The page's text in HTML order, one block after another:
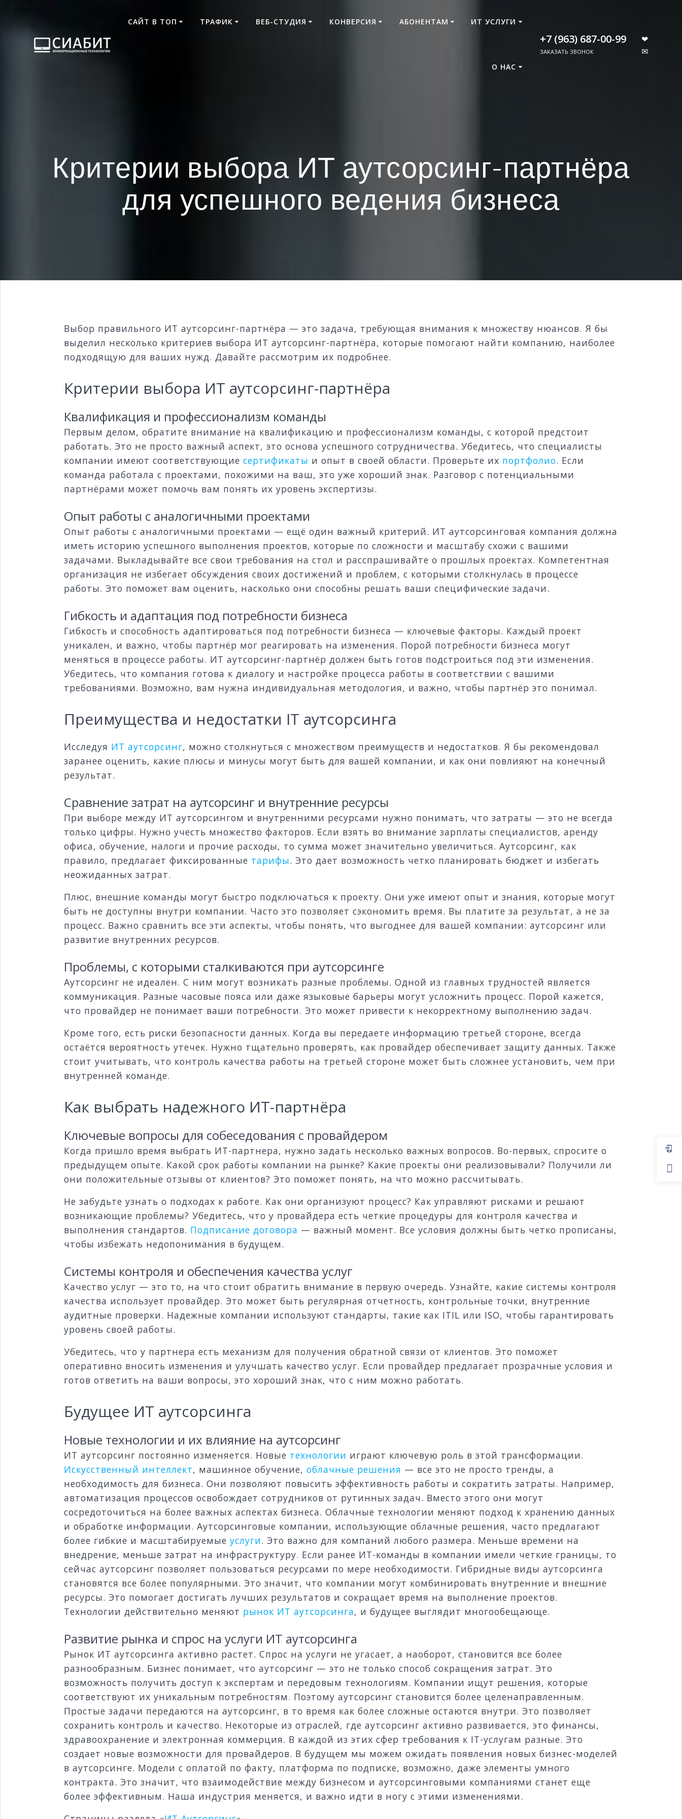
САЙТ В ТОП ТРАФИК ВЕБ-СТУДИЯ КОНВЕРСИЯ АБОНЕНТАМ ИТ УСЛУГИ
О НАС
+7 (963) 687-00-99
ЗАКАЗАТЬ ЗВОНОК
❤
✉
Критерии выбора ИТ аутсорсинг-партнёра
для успешного ведения бизнеса
Выбор правильного ИТ аутсорсинг-партнёра — это задача, требующая внимания к множеству нюансов. Я бы
выделил несколько критериев выбора ИТ аутсорсинг-партнёра, которые помогают найти компанию, наиболее
подходящую для ваших нужд. Давайте рассмотрим их подробнее.
Критерии выбора ИТ аутсорсинг-партнёра
Квалификация и профессионализм команды
Первым делом, обратите внимание на квалификацию и профессионализм команды, с которой предстоит
работать. Это не просто важный аспект, это основа успешного сотрудничества. Убедитесь, что специалисты
компании имеют соответствующиесертификаты и опыт в своей области. Проверьте их портфолио. Если
команда работала с проектами, похожими на ваш, это уже хороший знак. Разговор с потенциальными
партнёрами может помочь вам понять их уровень экспертизы.
Опыт работы с аналогичными проектами
Опыт работы с аналогичными проектами — ещё один важный критерий. ИТ аутсорсинговая компания должна
иметь историю успешного выполнения проектов, которые по сложности и масштабу схожи с вашими
задачами. Выкладывайте все свои требования на стол и расспрашивайте о прошлых проектах. Компетентная
организация не избегает обсуждения своих достижений и проблем, с которыми столкнулась в процессе
работы. Это поможет вам оценить, насколько они способны решать ваши специфические задачи.
Гибкость и адаптация под потребности бизнеса
Гибкость и способность адаптироваться под потребности бизнеса — ключевые факторы. Каждый проект
уникален, и важно, чтобы партнёр мог реагировать на изменения. Порой потребности бизнеса могут
меняться в процессе работы. ИТ аутсорсинг-партнёр должен быть готов подстроиться под эти изменения.
Убедитесь, что компания готова к диалогу и настройке процесса работы в соответствии с вашими
требованиями. Возможно, вам нужна индивидуальная методология, и важно, чтобы партнёр это понимал.
Преимущества и недостатки IT аутсорсинга
Исследуя ИТ аутсорсинг, можно столкнуться с множеством преимуществ и недостатков. Я бы рекомендовал
заранее оценить, какие плюсы и минусы могут быть для вашей компании, и как они повлияют на конечный
результат.
Сравнение затрат на аутсорсинг и внутренние ресурсы
При выборе между ИТ аутсорсингом и внутренними ресурсами нужно понимать, что затраты — это не всегда
только цифры. Нужно учесть множество факторов. Если взять во внимание зарплаты специалистов, аренду
офиса, обучение, налоги и прочие расходы, то сумма может значительно увеличиться. Аутсорсинг, как
правило, предлагает фиксированные тарифы. Это дает возможность четко планировать бюджет и избегать
неожиданных затрат.
Плюс, внешние команды могут быстро подключаться к проекту. Они уже имеют опыт и знания, которые могут
быть не доступны внутри компании. Часто это позволяет сэкономить время. Вы платите за результат, а не за
процесс. Важно сравнить все эти аспекты, чтобы понять, что выгоднее для вашей компании: аутсорсинг или
развитие внутренних ресурсов.
Проблемы, с которыми сталкиваются при аутсорсинге
Аутсорсинг не идеален. С ним могут возникать разные проблемы. Одной из главных трудностей является
коммуникация. Разные часовые пояса или даже языковые барьеры могут усложнить процесс. Порой кажется,
что провайдер не понимает ваши потребности. Это может привести к некорректному выполнению задач.
Кроме того, есть риски безопасности данных. Когда вы передаете информацию третьей стороне, всегда
остаётся вероятность утечек. Нужно тщательно проверять, как провайдер обеспечивает защиту данных. Также
стоит учитывать, что контроль качества работы на третьей стороне может быть сложнее установить, чем при
внутренней команде.
Как выбрать надежного ИТ-партнёра
Ключевые вопросы для собеседования с провайдером
Когда пришло время выбрать ИТ-партнера, нужно задать несколько важных вопросов. Во-первых, спросите о
предыдущем опыте. Какой срок работы компании на рынке? Какие проекты они реализовывали? Получили ли
они положительные отзывы от клиентов? Это поможет понять, на что можно рассчитывать.
Не забудьте узнать о подходах к работе. Как они организуют процесс? Как управляют рисками и решают
возникающие проблемы? Убедитесь, что у провайдера есть четкие процедуры для контроля качества и
выполнения стандартов. Подписание договора — важный момент. Все условия должны быть четко прописаны,
чтобы избежать недопонимания в будущем.
Системы контроля и обеспечения качества услуг
Качество услуг — это то, на что стоит обратить внимание в первую очередь. Узнайте, какие системы контроля
качества использует провайдер. Это может быть регулярная отчетность, контрольные точки, внутренние
аудитные проверки. Надежные компании используют стандарты, такие как ITIL или ISO, чтобы гарантировать
уровень своей работы.
Убедитесь, что у партнера есть механизм для получения обратной связи от клиентов. Это поможет
оперативно вносить изменения и улучшать качество услуг. Если провайдер предлагает прозрачные условия и
готов ответить на ваши вопросы, это хороший знак, что с ним можно работать.
Будущее ИТ аутсорсинга
Новые технологии и их влияние на аутсорсинг
ИТ аутсорсинг постоянно изменяется. Новые технологии играют ключевую роль в этой трансформации.
Искусственный интеллект, машинное обучение,облачные решения — все это не просто тренды, а
необходимость для бизнеса. Они позволяют повысить эффективность работы и сократить затраты. Например,
автоматизация процессов освобождает сотрудников от рутинных задач. Вместо этого они могут
сосредоточиться на более важных аспектах бизнеса. Облачные технологии меняют подход к хранению данных
и обработке информации. Аутсорсинговые компании, использующие облачные решения, часто предлагают
более гибкие и масштабируемыеуслуги. Это важно для компаний любого размера. Меньше времени на
внедрение, меньше затрат на инфраструктуру. Если ранее ИТ-команды в компании имели четкие границы, то
сейчас аутсорсинг позволяет пользоваться ресурсами по мере необходимости. Гибридные виды аутсорсинга
становятся все более популярными. Это значит, что компании могут комбинировать внутренние и внешние
ресурсы. Это помогает достигать лучших результатов и сокращает время на выполнение проектов.
Технологии действительно меняют рынок ИТ аутсорсинга, и будущее выглядит многообещающе.
Развитие рынка и спрос на услуги ИТ аутсорсинга
Рынок ИТ аутсорсинга активно растет. Спрос на услуги не угасает, а наоборот, становится все более
разнообразным. Бизнес понимает, что аутсорсинг — это не только способ сокращения затрат. Это
возможность получить доступ к экспертам и передовым технологиям. Компании ищут решения, которые
соответствуют их уникальным потребностям. Поэтому аутсорсинг становится более целенаправленным.
Простые задачи передаются на аутсорсинг, в то время как более сложные остаются внутри. Это позволяет
сохранить контроль и качество. Некоторые из отраслей, где аутсорсинг активно развивается, это финансы,
здравоохранение и электронная коммерция. В каждой из этих сфер требования к IT-услугам разные. Это
создает новые возможности для провайдеров. В будущем мы можем ожидать появления новых бизнес-моделей
в аутсорсинге. Модели с оплатой по факту, платформа по подписке, возможно, даже элементы умного
контракта. Это значит, что взаимодействие между бизнесом и аутсорсинговыми компаниями станет еще
более эффективным. Наша индустрия меняется, и важно идти в ногу с этими изменениями.